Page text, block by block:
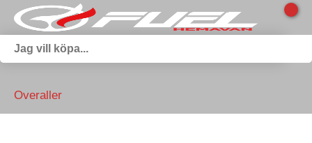
Overaller